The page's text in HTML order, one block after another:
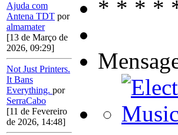
Ajuda com
Antena TDT por
almamater
[13 de Março de
2026, 09:29]
Not Just Printers.
It Bans
Everything. por
SerraCabo
[11 de Fevereiro
de 2026, 14:48]